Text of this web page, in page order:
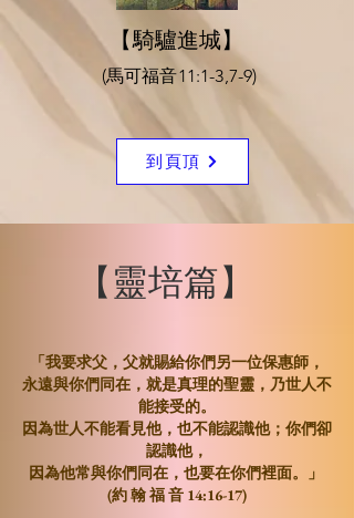
【騎驢進城】
(馬可福音11:1-3,7-9)
到頁頂
​【靈培篇】
「我要求父，父就賜給你們另一位保惠師 ，
永遠與你們同在，就是真理的聖靈 ，乃世人不
能接受的。
因為世人不能看見他，也不能認識他；你們卻
認識他，
因為他常與你們同在，也要在你們裡面。」
(約 翰 福 音 14:16-17)